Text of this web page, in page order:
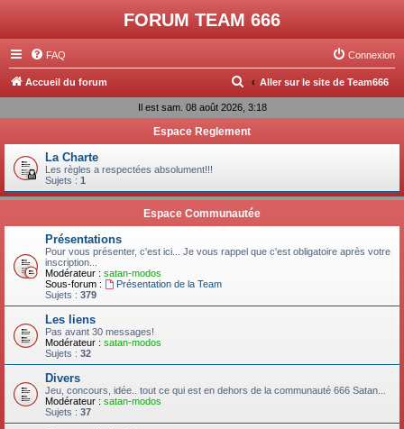
FORUM TEAM 666
FAQ Connexion
Accueil du forum Aller sur le site de Team666
R
e
h
r
c
e
Il est sam. 08 août 2026, 3:18
Espace Reglement
La Charte
Les règles a respectées absolument!!!
Sujets : 1
Espace Communautée
Présentations
Pour vous présenter, c'est ici... Je vous rappel que c'est obligatoire après votre
inscription...
Modérateur : satan-modos
Sous-forum :
Présentation de la Team
Sujets : 379
Les liens
Pas avant 30 messages!
Modérateur : satan-modos
Sujets : 32
Divers
Jeu, concours, idée.. tout ce qui est en dehors de la communauté 666 Satan...
Modérateur : satan-modos
Sujets : 37